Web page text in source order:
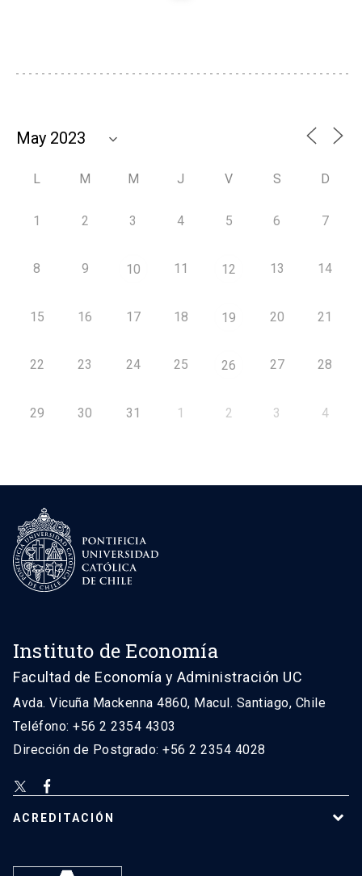
L M M J V S D
1 2 3 4 5 6 7
8 9 10 11 12 13 14
15 16 17 18 19 20 21
22 23 24 25 26 27 28
29 30 31 1 2 3 4
Instituto de Economía
Facultad de Economía y Administración UC
Avda. Vicuña Mackenna 4860, Macul. Santiago, Chile
Teléfono: +56 2 2354 4303
Dirección de Postgrado: +56 2 2354 4028
ACREDITACIÓN